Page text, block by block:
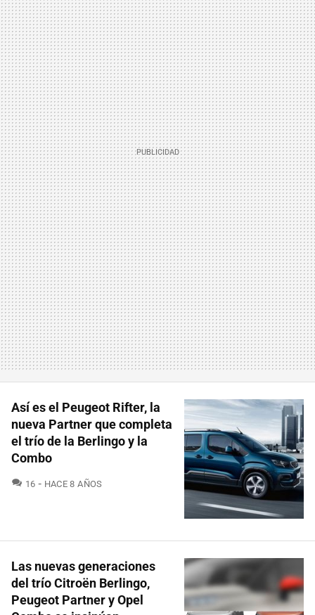
Así es el Peugeot Rifter, la
nueva Partner que completa
el trío de la Berlingo y la
Combo
16 COMENTARIOS
HACE 8 AÑOS
Las nuevas generaciones
del trío Citroën Berlingo,
Peugeot Partner y Opel